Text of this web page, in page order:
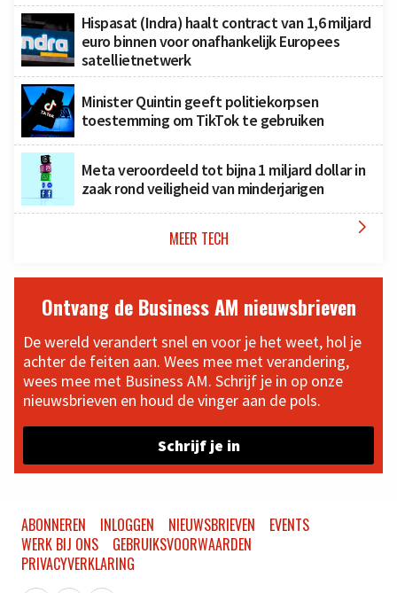
Hispasat (Indra) haalt contract van 1,6 miljard
euro binnen voor onafhankelijk Europees
satellietnetwerk
Minister Quintin geeft politiekorpsen
toestemming om TikTok te gebruiken
Meta veroordeeld tot bijna 1 miljard dollar in
zaak rond veiligheid van minderjarigen
MEER TECH 
Ontvang de Business AM nieuwsbrieven
De wereld verandert snel en voor je het weet, hol je
achter de feiten aan. Wees mee met verandering,
wees mee met Business AM. Schrijf je in op onze
nieuwsbrieven en houd de vinger aan de pols.
Schrijf je in
ABONNEREN INLOGGEN NIEUWSBRIEVEN
EVENTS
WERK BIJ ONS
GEBRUIKSVOORWAARDEN
PRIVACYVERKLARING